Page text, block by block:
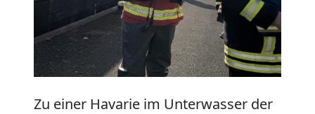
Zu einer Havarie im Unterwasser der